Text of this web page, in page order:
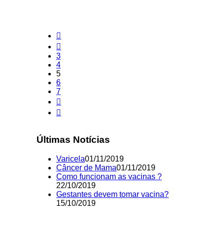
3
4
5
6
7
Últimas Notícias
Varicela01/11/2019
Câncer de Mama01/11/2019
Como funcionam as vacinas ?
22/10/2019
Gestantes devem tomar vacina?
15/10/2019